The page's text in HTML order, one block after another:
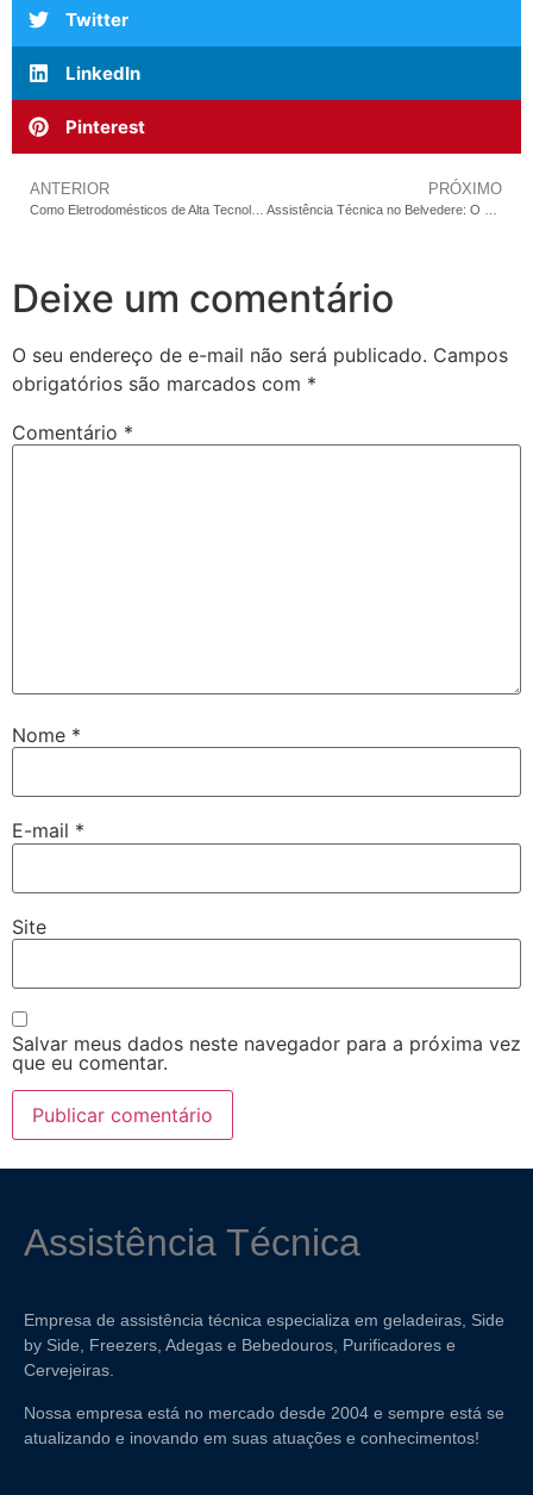
Twitter
LinkedIn
Pinterest
ANTERIOR
Como Eletrodomésticos de Alta Tecnologia Falham no Lourdes — e Por Que o Diagnóstico Errado Custa Mais que o Defeito
PRÓXIMO
Assistência Técnica no Belvedere: O Que Todo Morador Precisa Saber Antes de Chamar um Técnico
Deixe um comentário
O seu endereço de e-mail não será publicado. Campos
obrigatórios são marcados com *
Comentário *
Nome *
E-mail *
Site
Salvar meus dados neste navegador para a próxima vez
que eu comentar.
Assistência Técnica
Empresa de assistência técnica especializa em geladeiras, Side
by Side, Freezers, Adegas e Bebedouros, Purificadores e
Cervejeiras.
Nossa empresa está no mercado desde 2004 e sempre está se
atualizando e inovando em suas atuações e conhecimentos!